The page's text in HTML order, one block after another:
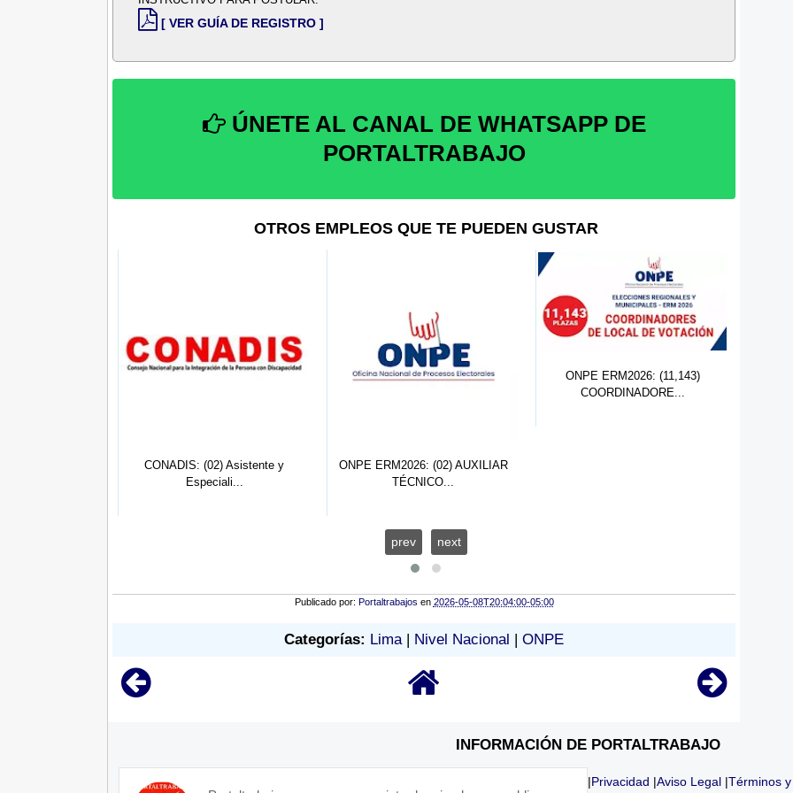
[ VER GUÍA DE REGISTRO ]
ÚNETE AL CANAL DE WHATSAPP DE
PORTALTRABAJO
OTROS EMPLEOS QUE TE PUEDEN GUSTAR
CONADIS: (02) Asistente y
Especiali...
ONPE ERM2026: (02) AUXILIAR
TÉCNICO...
ONPE ERM2026: (11,143)
COORDINADORE...
prev next
Publicado por: Portaltrabajos en 2026-05-08T20:04:00-05:00
Categorías: Lima| Nivel Nacional ONPE
INFORMACIÓN DE PORTALTRABAJO
|Privacidad |Aviso Legal |Términos